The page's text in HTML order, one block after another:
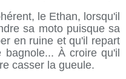
le Ethan, lorsqu'il
sa moto puisque sa
en ruine et qu'il repart
À croire qu'il
casser la gueule.